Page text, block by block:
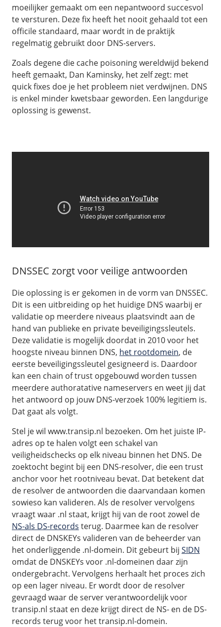
moeilijker gemaakt om een nepantwoord succesvol
te versturen. Deze fix heeft het nooit gehaald tot een
officile standaard, maar wordt in de praktijk
regelmatig gebruikt door DNS-servers.
Zoals degene die cache poisoning wereldwijd bekend
heeft gemaakt, Dan Kaminsky, het zelf zegt: met
quick fixes doe je het probleem niet verdwijnen. DNS
is enkel minder kwetsbaar geworden. Een langdurige
oplossing is gewenst.
DNSSEC zorgt voor veilige antwoorden
Die oplossing is er gekomen in de vorm van DNSSEC.
Dit is een uitbreiding op het huidige DNS waarbij er
validatie op meerdere niveaus plaatsvindt aan de
hand van publieke en private beveiligingssleutels.
Deze validatie is mogelijk doordat in 2010 voor het
hoogste niveau binnen DNS, het rootdomein, de
eerste beveiligingssleutel gesigneerd is. Daardoor
kan een chain of trust opgebouwd worden tussen
meerdere authoratative nameservers en weet jij dat
het antwoord op jouw DNS-verzoek 100% legitiem is.
Dat gaat als volgt.
Stel je wil www.transip.nl bezoeken. Om het juiste IP-
adres op te halen volgt een schakel van
veiligheidschecks op elk niveau binnen het DNS. De
zoektocht begint bij een DNS-resolver, die een trust
anchor voor het rootniveau bevat. Dat betekent dat
de resolver de antwoorden die daarvandaan komen
sowieso kan valideren. Als de resolver vervolgens
vraagt waar .nl staat, krijgt hij van de root zowel de
NS-als DS-records terug. Daarmee kan de resolver
direct de DNSKEYs valideren van de beheerder van
het onderliggende .nl-domein. Dit gebeurt bij SIDN
omdat de DNSKEYs voor .nl-domeinen daar zijn
ondergebracht. Vervolgens herhaalt het proces zich
op een lager niveau. Er wordt door de resolver
gevraagd waar de server verantwoordelijk voor
transip.nl staat en deze krijgt direct de NS- en de DS-
records terug voor het transip.nl-domein.